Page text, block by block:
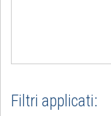
Filtri applicati: